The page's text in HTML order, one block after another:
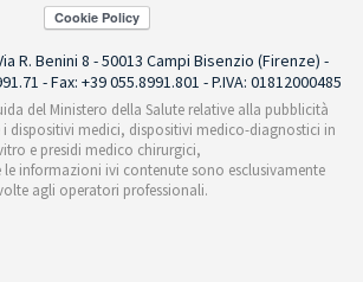
R. Benini 8 - 50013 Campi Bisenzio (Firenze) -
- Fax: +39 055.8991.801 - P.IVA: 01812000485
del Ministero della Salute relative alla pubblicità
dispositivi medici, dispositivi medico-diagnostici in
e presidi medico chirurgici,
le informazioni ivi contenute sono esclusivamente
agli operatori professionali.